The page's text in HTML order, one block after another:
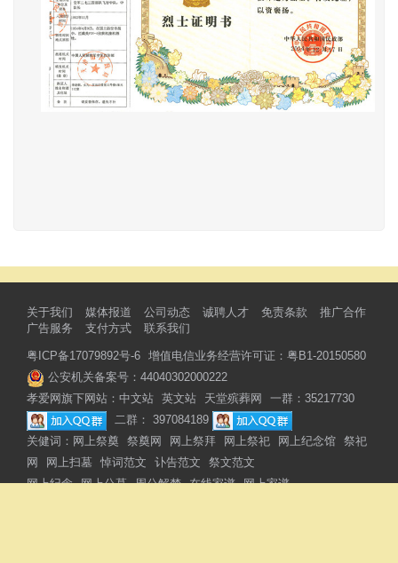
关于我们 媒体报道 公司动态 诚聘人才 免责条款
推广合作
广告服务
支付方式 联系我们
粤ICP备17079892号-6 增值电信业务经营许可证：粤B1-20150580
公安机关备案号：44040302000222
孝爱网旗下网站： 中文站 英文站 天堂殡葬网
一群：35217730
二群： 397084189
关健词： 网上祭奠 祭奠网 网上祭拜 网上祭祀 网上纪念馆 祭祀
网
网上扫墓 悼词范文 讣告范文
祭文范文
网上纪念 网上公墓 周公解梦 在线家谱 网上家谱